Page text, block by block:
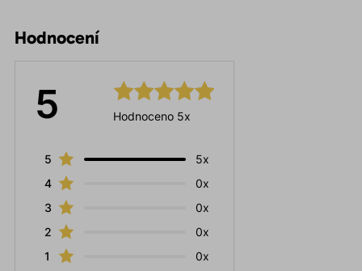
Hodnocení
5 Hodnoceno 5x
5
5x
4
0x
3
0x
2
0x
1
0x